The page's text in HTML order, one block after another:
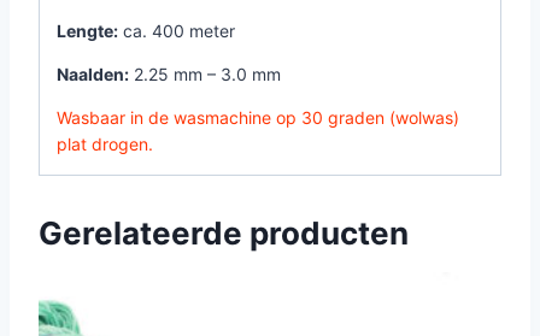
Lengte: ca. 400 meter
Naalden: 2.25 mm – 3.0 mm
Wasbaar in de wasmachine op 30 graden (wolwas)
plat drogen.
Gerelateerde producten